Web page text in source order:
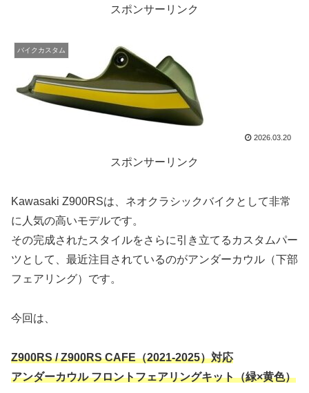
スポンサーリンク
バイクカスタム
2026.03.20
スポンサーリンク
Kawasaki Z900RSは、ネオクラシックバイクとして非常
に人気の高いモデルです。
その完成されたスタイルをさらに引き立てるカスタムパー
ツとして、最近注目されているのがアンダーカウル（下部
フェアリング）です。
今回は、
Z900RS / Z900RS CAFE（2021-2025）対応
アンダーカウル フロントフェアリングキット（緑×黄色）